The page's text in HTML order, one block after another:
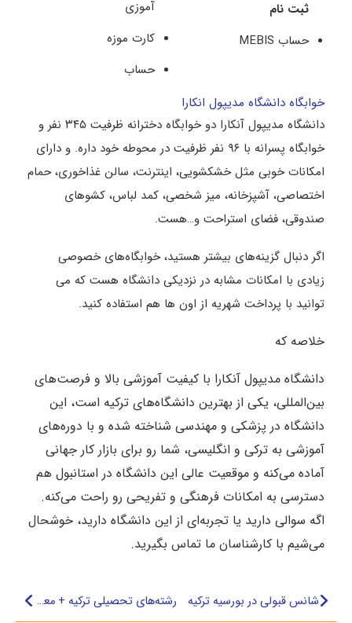
ثبت نام
حساب MEBIS
آموزی
کارت موزه
حساب
خوابگاه دانشگاه مدیپول انکارا
دانشگاه مدیپول آنکارا دو خوابگاه دخترانه ظرفیت ۳۴۵ نفر و
خوابگاه پسرانه با ۹۶ نفر ظرفیت در محوطه خود داره. و دارای
امکانات خوبی مثل خشکشویی، اینترنت، سالن غذاخوری، حمام
اختصاصی، آشپزخانه، میز شخصی، کمد لباس، کشوهای
صندوقی، فضای استراحت و…هست.
اگر دنبال گزینه‌های بیشتر هستید، خوابگاه‌های خصوصی
زیادی با امکانات مشابه در نزدیکی دانشگاه هست که می
توانید با پرداخت شهریه از اون ها هم استفاده کنید.
خلاصه که
دانشگاه مدیپول آنکارا با کیفیت آموزشی بالا و فرصت‌های
بین‌المللی، یکی از بهترین دانشگاه‌های ترکیه است، این
دانشگاه در پزشکی و مهندسی شناخته شده و با دوره‌های
آموزشی به ترکی و انگلیسی، شما رو برای بازار کار جهانی
آماده می‌کنه و موقعیت عالی این دانشگاه در استانبول هم
دسترسی به امکانات فرهنگی و تفریحی رو راحت می‌کنه.
اگه سوالی دارید یا تجربه‌ای از این دانشگاه دارید، خوشحال
می‌شیم با کارشناسان ما تماس بگیرید.
شانس قبولی در بورسیه ترکیه رشته‌های تحصیلی ترکیه + معرفی بهترین‌ها، پرطرفدارها، پردرآمدها